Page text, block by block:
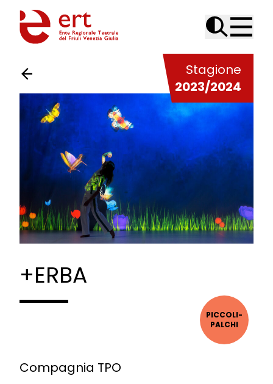
Skip to content
+ERBA
Stagione
2023/2024
PICCOLI­
PALCHI
Compagnia TPO